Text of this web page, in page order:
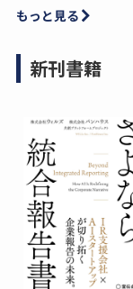
もっと見る
新刊書籍